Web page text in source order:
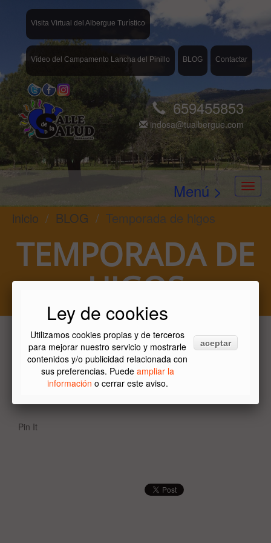
Visita Virtual del Albergue Turístico
Vídeo del Campamento Lancha del Pinillo BLOG Contactar
659455853
indosa@tualbergue.com
Menú >
inicio BLOG Temporada de higos
TEMPORADA DE
HIGOS
Temporada de higos
Higos
Pin It
Ley de cookies
Utilizamos cookies propias y de terceros
para mejorar nuestro servicio y mostrarle
contenidos y/o publicidad relacionada con
sus preferencias. Puede ampliar la
información o cerrar este aviso.
aceptar